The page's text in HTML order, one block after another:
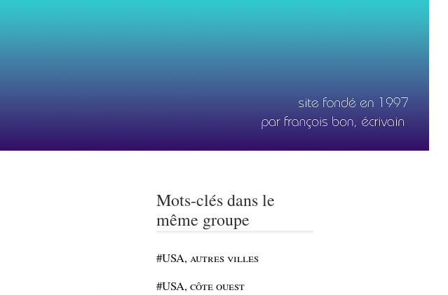
Mots-clés dans le
même groupe
#USA, autres villes
#USA, côte ouest